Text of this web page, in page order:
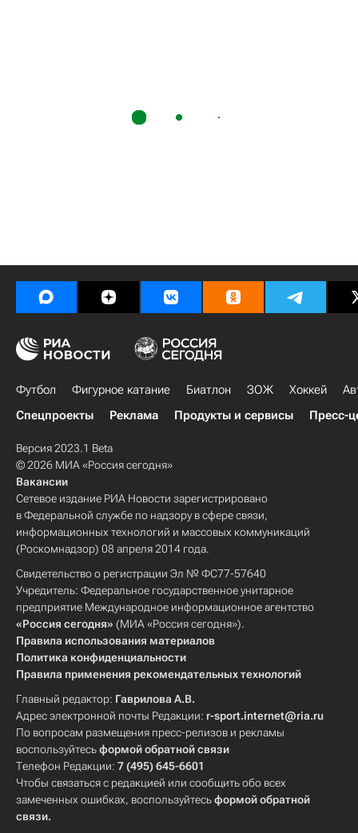
Футбол Фигурное катание Биатлон ЗОЖ Хоккей
Спецпроекты
Реклама Продукты и сервисы Пресс-
Версия 2023.1 Beta
© 2026 МИА «Россия сегодня»
Вакансии
Сетевое издание РИА Новости зарегистрировано
в Федеральной службе по надзору в сфере связи,
информационных технологий и массовых коммуникаций
(Роскомнадзор) 08 апреля 2014 года.
Свидетельство о регистрации Эл № ФС77-57640
Учредитель: Федеральное государственное унитарное
предприятие Международное информационное агентство
«Россия сегодня» (МИА «Россия сегодня»).
Правила использования материалов
Политика конфиденциальности
Правила применения рекомендательных технологий
Главный редактор: Гаврилова А.В.
Адрес электронной почты Редакции: r-sport.internet@ria.ru
По вопросам размещения пресс-релизов и рекламы
воспользуйтесьформой обратной связи
Телефон Редакции: 7 (495) 645-6601
Чтобы связаться с редакцией или сообщить обо всех
замеченных ошибках, воспользуйтесьформой обратной
связи.